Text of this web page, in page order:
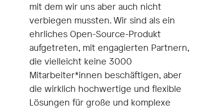
mit dem wir uns aber auch nicht
verbiegen mussten. Wir sind als ein
ehrliches Open-Source-Produkt
aufgetreten, mit engagierten Partnern,
die vielleicht keine 3000
Mitarbeiter*innen beschäftigen, aber
die wirklich hochwertige und flexible
Lösungen für große und komplexe